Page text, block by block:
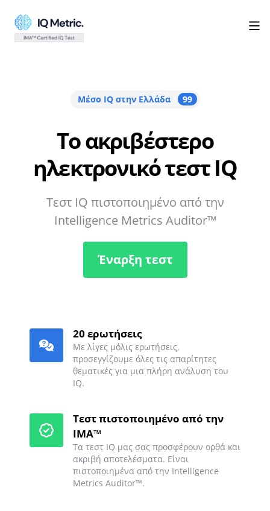
Μέσο IQ στην Ελλάδα 99
Το ακριβέστερο
ηλεκτρονικό τεστ IQ
Τεστ IQ πιστοποιημένο από την
Intelligence Metrics Auditor™
Έναρξη τεστ
20 ερωτήσεις
Με λίγες μόλις ερωτήσεις,
προσεγγίζουμε όλες τις απαρίτητες
θεματικές για μια πλήρη ανάλυση του
IQ.
Τεστ πιστοποιημένο από την
IMA™
Τα τεστ IQ μας σας προσφέρουν ορθά και
ακριβή αποτελέσματα. Είναι
πιστοποιημένα από την Intelligence
Metrics Auditor™.